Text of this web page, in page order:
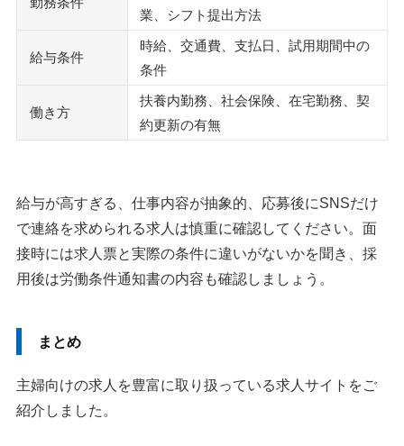
業、シフト提出方法
給与条件
時給、交通費、支払日、試用期間中の
条件
働き方
扶養内勤務、社会保険、在宅勤務、契
約更新の有無
給与が高すぎる、仕事内容が抽象的、応募後にSNSだけ
で連絡を求められる求人は慎重に確認してください。面
接時には求人票と実際の条件に違いがないかを聞き、採
用後は労働条件通知書の内容も確認しましょう。
まとめ
主婦向けの求人を豊富に取り扱っている求人サイトをご
紹介しました。